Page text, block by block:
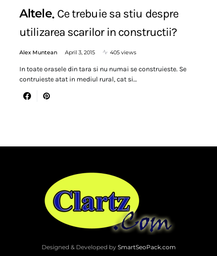
Altele Ce trebuie sa stiu despre
utilizarea scarilor in constructii?
Alex Muntean April 3, 2015 405 views
In toate orasele din tara si nu numai se construieste. Se
contruieste atat in mediul rural, cat si…
Designed & Developed by SmartSeoPack.com